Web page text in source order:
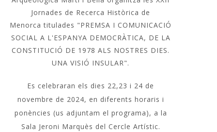
Jornades de Recerca Històrica de
Menorca titulades "PREMSA I COMUNICACIÓ
SOCIAL A L'ESPANYA DEMOCRÀTICA, DE LA
CONSTITUCIÓ DE 1978 ALS NOSTRES DIES.
UNA VISIÓ INSULAR".
Es celebraran els dies 22,23 i 24 de
novembre de 2024, en diferents horaris i
ponències (us adjuntam el programa), a la
Sala Jeroni Marquès del Cercle Artístic.